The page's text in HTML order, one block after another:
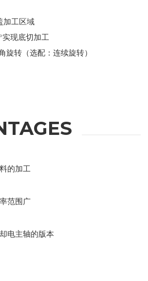
加工区域
现底切加工
旋转（选配：连续旋转）
的加工
范围广
电主轴的版本